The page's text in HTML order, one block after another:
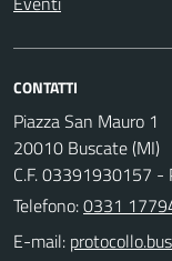
CONTATTI
Piazza San Mauro 1
20010 Buscate (MI)
C.F. 03391930157
Telefono:0331
E-mail: